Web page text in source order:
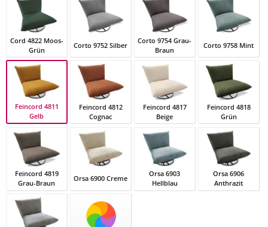
Cord 4822 Moos-
Grün
Cord 4822 Moos-Grün
Corto 9752 Silber
Corto 9752 Silber
Corto 9754 Grau-
Braun
Corto 9754 Grau-Braun
Corto 9758 Mint
Corto 9758 Mint
Feincord 4811
Gelb
Feincord 4811 Gelb
Feincord 4812
Cognac
Feincord 4812 Cognac
Feincord 4817
Beige
Feincord 4817 Beige
Feincord 4818
Grün
Feincord 4818
Feincord 4819
Grau-Braun
Feincord 4819 Grau-Braun
Orsa 6900 Creme
Orsa 6900 Creme
Orsa 6903
Hellblau
Orsa 6903 Hellblau
Orsa 6906
Anthrazit
Orsa 6906